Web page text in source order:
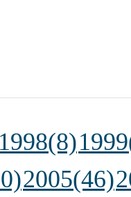
1998(8)
2005(46)